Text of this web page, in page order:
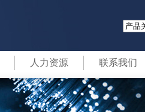
人力资源 联系我们